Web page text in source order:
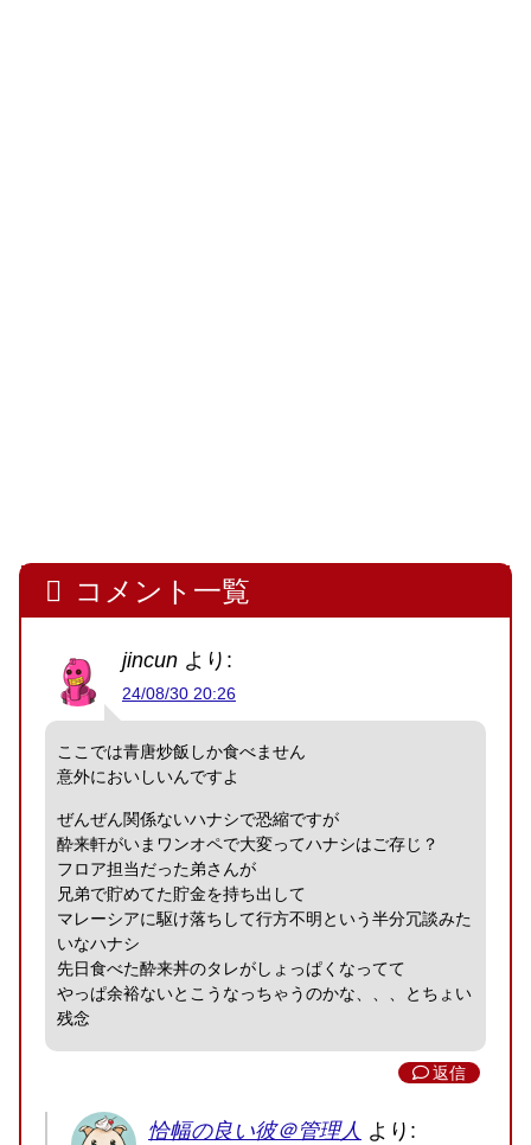
コメント一覧
jincun より:
24/08/30 20:26
ここでは青唐炒飯しか食べません
意外においしいんですよ
ぜんぜん関係ないハナシで恐縮ですが
酔来軒がいまワンオペで大変ってハナシはご存じ？
フロア担当だった弟さんが
兄弟で貯めてた貯金を持ち出して
マレーシアに駆け落ちして行方不明という半分冗談みた
いなハナシ
先日食べた酔来丼のタレがしょっぱくなってて
やっぱ余裕ないとこうなっちゃうのかな、、、とちょい
残念
返信
恰幅の良い彼＠管理人 より: